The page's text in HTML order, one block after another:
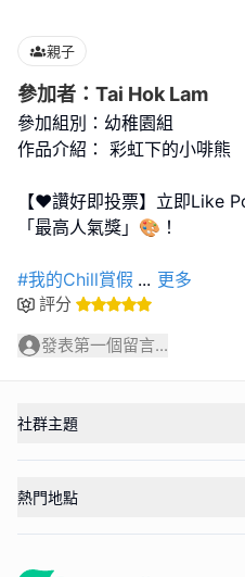
親子
參加者：Tai Hok Lam
參加組別：幼稚園組
作品介紹： 彩虹下的小啡熊
【❤️讚好即投票】立即Like
「最高人氣獎」🎨！
#我的Chill賞假 ... 更多
評分
發表第一個留言...
社群主題
熱門地點